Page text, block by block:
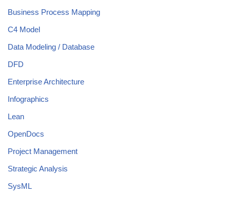
Business Process Mapping
C4 Model
Data Modeling / Database
DFD
Enterprise Architecture
Infographics
Lean
OpenDocs
Project Management
Strategic Analysis
SysML